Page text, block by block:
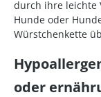
durch ihre leichte
Hunde oder
Würstchenkette
oder